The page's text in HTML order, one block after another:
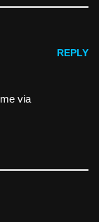
REPLY
via